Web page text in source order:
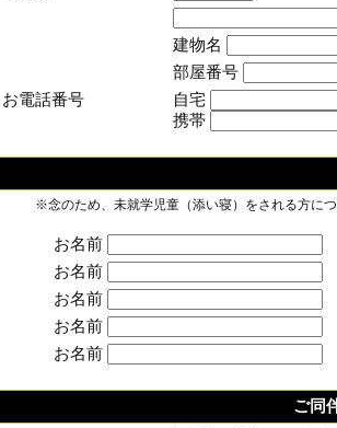
建物名
部屋番号
お電話番号
自宅
携帯
※念のため、未就学児童（添い寝）をされる方に
お名前
お名前
お名前
お名前
お名前
ご同